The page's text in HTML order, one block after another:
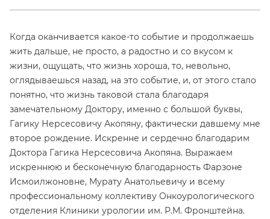
Когда оканчивается какое-то событие и продолжаешь
жить дальше, не просто, а радостно и со вкусом к
жизни, ощущать, что жизнь хороша, то, невольно,
оглядываешься назад, на это событие, и, от этого стало
понятно, что жизнь таковой стала благодаря
замечательному Доктору, именно с большой буквы,
Гагику Нерсесовичу Акопяну, фактически давшему мне
второе рождение. Искренне и сердечно благодарим
Доктора Гагика Нерсесовича Акопяна. Выражаем
искреннюю и бесконечную благодарность Фарзоне
Исмоилжоновне, Мурату Анатольевичу и всему
профессиональному коллективу Онкоурологического
отделения Клиники урологии им. Р.М. Фронштейна.